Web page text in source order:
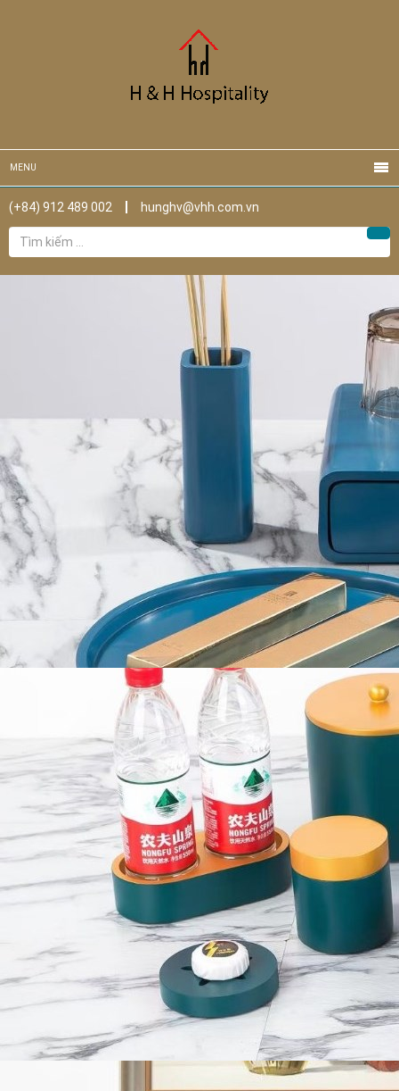
MENU
(+84) 912 489 002
hunghv@vhh.com.vn
Tìm
kiếm
cho: